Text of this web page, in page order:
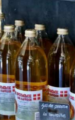
AJOUTER AU PANIER